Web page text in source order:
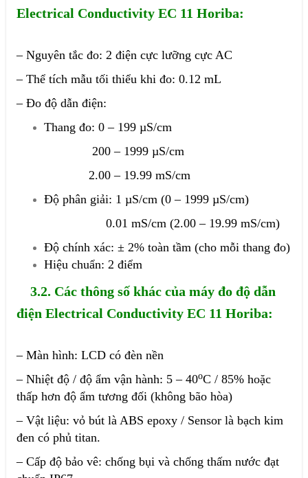
Electrical Conductivity EC 11 Horiba:
– Nguyên tắc đo: 2 điện cực lưỡng cực AC
– Thể tích mẫu tối thiểu khi đo: 0.12 mL
– Đo độ dẫn điện:
Thang đo: 0 – 199 µS/cm
200 – 1999 µS/cm
2.00 – 19.99 mS/cm
Độ phân giải: 1 µS/cm (0 – 1999 µS/cm)
0.01 mS/cm (2.00 – 19.99 mS/cm)
Độ chính xác: ± 2% toàn tầm (cho mỗi thang đo)
Hiệu chuẩn: 2 điểm
3.2. Các thông số khác của máy đo độ dẫn
điện Electrical Conductivity EC 11 Horiba:
– Màn hình: LCD có đèn nền
– Nhiệt độ / độ ẩm vận hành: 5 – 40oC / 85% hoặc
thấp hơn độ ẩm tương đối (không bão hòa)
– Vật liệu: vỏ bút là ABS epoxy / Sensor là bạch kim
đen có phủ titan.
– Cấp độ bảo vê: chống bụi và chống thấm nước đạt